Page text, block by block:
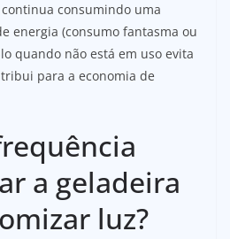
consumindo uma
energia (consumo fantasma ou
quando não está em uso evita
para a economia de
a geladeira
luz?